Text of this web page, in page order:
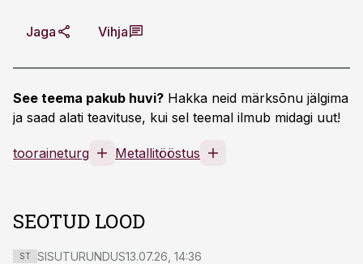
Jaga Vihja
See teema pakub huvi? Hakka neid märksõnu jälgima
ja saad alati teavituse, kui sel teemal ilmub midagi uut!
tooraineturg Metallitööstus
SEOTUD LOOD
ST SISUTURUNDUS13.07.26, 14:36